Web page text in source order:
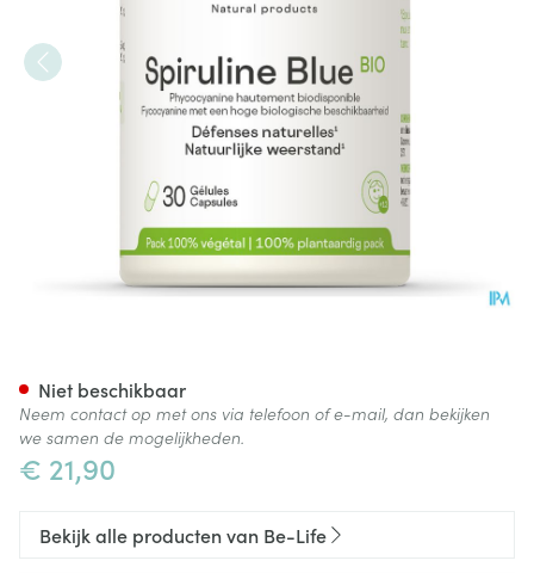
€ 21,90
Niet beschikbaar
Neem contact op met ons via telefoon of e-mail, dan bekijken
we samen de mogelijkheden.
Bekijk alle producten van Be-Life